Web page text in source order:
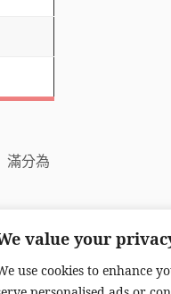
value your
use cookies to enhance
滿分為